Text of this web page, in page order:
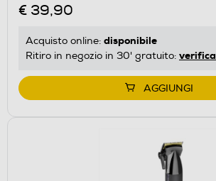
€ 39,90
Acquisto online: disponibile
Ritiro in negozio in 30' gratuito: verifica
AGGIUNGI